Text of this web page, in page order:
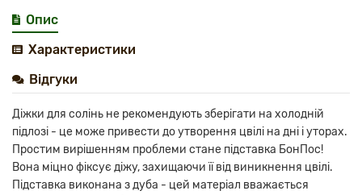
Опис
Характеристики
Відгуки
Діжки для солінь не рекомендують зберігати на холодній
підлозі - це може привести до утворення цвілі на дні і уторах.
Простим вирішенням проблеми стане підставка БонПос!
Вона міцно фіксує діжу, захищаючи її від виникнення цвілі.
Підставка виконана з дуба - цей матеріал вважається